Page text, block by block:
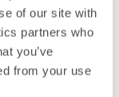
of our site with
partners who
you’ve
from your use
är det
och